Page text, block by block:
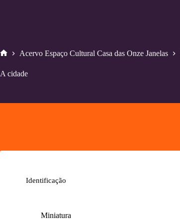
Acervo Espaço Cultural Casa das Onze Janelas
A cidade
Identificação
Miniatura